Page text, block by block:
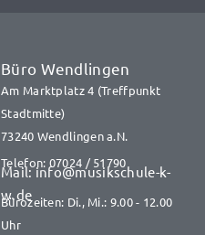
Büro Wendlingen
Am Marktplatz 4 (Treffpunkt
Stadtmitte)
73240 Wendlingen a.N.
Telefon: 07024 / 51790
Mail: info@musikschule-k-
w.de
Bürozeiten: Di., Mi.: 9.00 - 12.00
Uhr